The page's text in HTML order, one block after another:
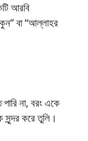
বা “আল্লাহর
না, বরং একে
সুন্দর করে তুলি।